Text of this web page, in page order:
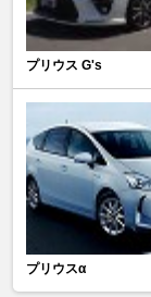
プリウス G's
プリウスα